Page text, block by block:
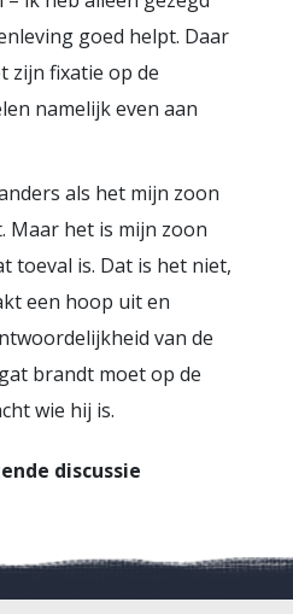
goed helpt. Daar
zijn fixatie op de
namelijk even aan
als het mijn zoon
Maar het is mijn zoon
toeval is. Dat is het niet,
een hoop uit en
van de
brandt moet op de
wie hij is.
discussie